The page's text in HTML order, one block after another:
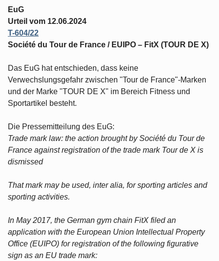
EuG
Urteil vom 12.06.2024
T-604/22
Société du Tour de France / EUIPO – FitX (TOUR DE X)
Das EuG hat entschieden, dass keine
Verwechslungsgefahr zwischen "Tour de France"-Marken
und der Marke "TOUR DE X" im Bereich Fitness und
Sportartikel besteht.
Die Pressemitteilung des EuG:
Trade mark law: the action brought by Société du Tour de
France against registration of the trade mark Tour de X is
dismissed
That mark may be used, inter alia, for sporting articles and
sporting activities.
In May 2017, the German gym chain FitX filed an
application with the European Union Intellectual Property
Office (EUIPO) for registration of the following figurative
sign as an EU trade mark: